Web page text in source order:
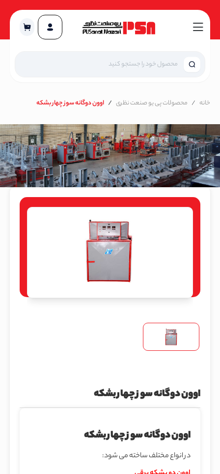
خانه محصولات پی یو صنعت نظری اوون دوگانه سوز چهار بشکه
اوون دوگانه سوز چهار بشکه
اوون دوگانه سوز چهار بشکه
در انواع مختلف ساخته می شود: